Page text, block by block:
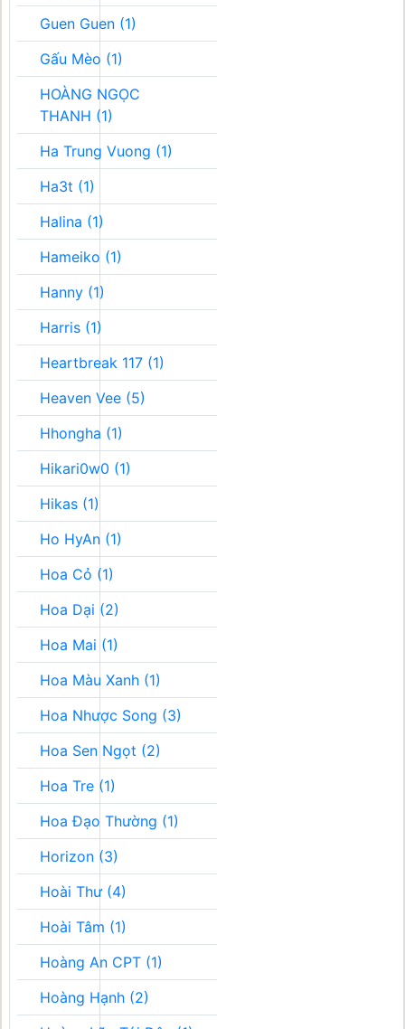
Guen Guen (1)
Gấu Mèo (1)
HOÀNG NGỌC
THANH (1)
Ha Trung Vuong (1)
Ha3t (1)
Halina (1)
Hameiko (1)
Hanny (1)
Harris (1)
Heartbreak 117 (1)
Heaven Vee (5)
Hhongha (1)
Hikari0w0 (1)
Hikas (1)
Ho HyAn (1)
Hoa Cỏ (1)
Hoa Dại (2)
Hoa Mai (1)
Hoa Màu Xanh (1)
Hoa Nhược Song (3)
Hoa Sen Ngọt (2)
Hoa Tre (1)
Hoa Đạo Thường (1)
Horizon (3)
Hoài Thư (4)
Hoài Tâm (1)
Hoàng An CPT (1)
Hoàng Hạnh (2)